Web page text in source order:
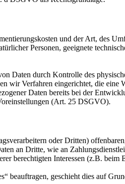
und der Art, des
Personen, geeignete
Daten durch Kontrolle des
wir Verfahren eingerichtet, die
Daten bereits bei der
(Art. 25 DSGVO).
oder Dritten)
an Dritte, wie an
berechtigten Interessen (z.B. beim
beauftragen, geschieht dies auf